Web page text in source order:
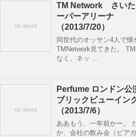
TM Network さいた
ーパーアリーナ
（2013/7/20）
同世代のオッサン4人で懐
TMNetwork見てきた。
なく、ネッ …
Perfume ロンドン公
ブリックビューイン
（2013/7/6）
ああもう、一年前かー。
か、会社の飲み会（ビア